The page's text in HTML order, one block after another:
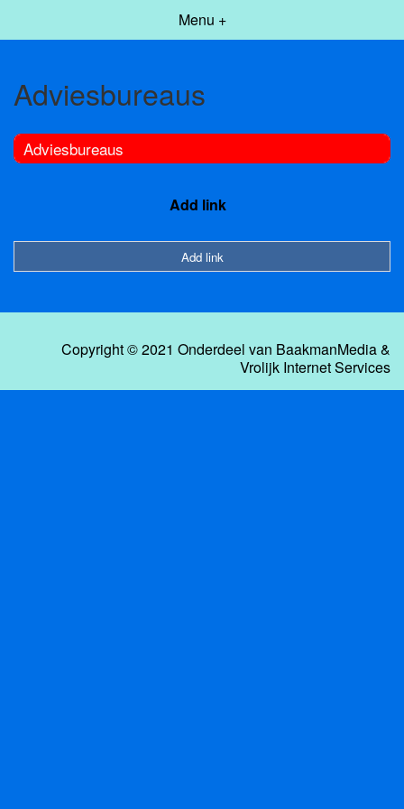
Menu +
Adviesbureaus
Adviesbureaus
Add link
Add link
Copyright © 2021 Onderdeel van BaakmanMedia&
Vrolijk Internet Services